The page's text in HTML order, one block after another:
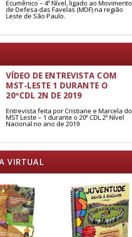
Ecumênico – 4º Nível, ligado ao Movimento
de Defesa das Favelas (MDF) na região
Leste de São Paulo.
VÍDEO DE ENTREVISTA COM
MST-LESTE 1 DURANTE O
20ºCDL 2N DE 2019
Entrevista feita por Cristiane e Marcela do
MST Leste – 1 durante o 20º CDL 2º Nível
Nacional no ano de 2019
VIRTUAL